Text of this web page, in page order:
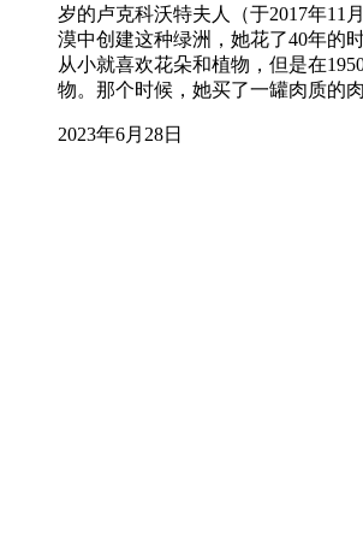
岁的卢克科沃特夫人（于2017年11
漠中创建这种绿洲，她花了40年的
从小就喜欢花朵和植物，但是在
物。那个时候，她买了一罐肉质的
2023年6月28日